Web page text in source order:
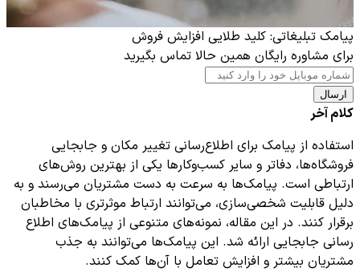
پیامک تبلیغاتی: کلید طلایی افزایش فروش
برای مشاوره رایگان همین حالا تماس بگیرید
ارسال
کلام آخر
استفاده از پیامک برای اطلاع‌رسانی تغییر مکان و جابجایی
فروشگاه‌ها، دفاتر و سایر کسب‌وکارها یکی از بهترین روش‌های
ارتباطی است. پیامک‌ها به سرعت به دست مشتریان می‌رسند و به
دلیل قابلیت شخصی‌سازی، می‌توانند ارتباط موثرتری با مخاطبان
برقرار کنند. در این مقاله، نمونه‌های متنوعی از پیامک‌های اطلاع
رسانی جابجایی ارائه شد. این پیامک‌ها می‌توانند به جذب
مشتریان بیشتر و افزایش تعامل با آن‌ها کمک کنند.